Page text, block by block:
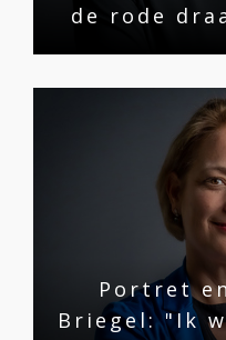
de rode
Portret
Briegel: "Ik